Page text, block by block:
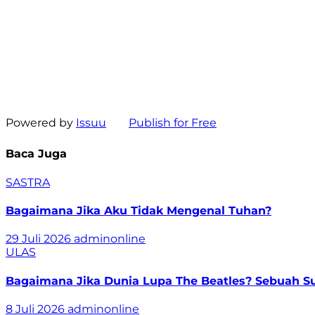
Powered by Issuu Publish for Free
Baca Juga
SASTRA
Bagaimana Jika Aku Tidak Mengenal Tuhan?
29 Juli 2026 adminonline
ULAS
Bagaimana Jika Dunia Lupa The Beatles? Sebuah
8 Juli 2026 adminonline